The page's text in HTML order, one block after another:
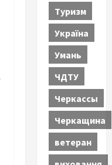
Туризм
Україна
Умань
ЧДТУ
Черкассы
Черкащина
ветеран